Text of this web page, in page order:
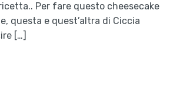
Per fare questo cheesecake
questa e quest’altra di Ciccia
[…]